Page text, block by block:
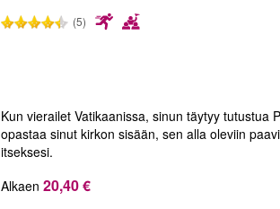
(5)
Kun vierailet Vatikaanissa, sinun täytyy
opastaa sinut kirkon sisään, sen alla oleviin
itseksesi.
Alkaen 20,40 €